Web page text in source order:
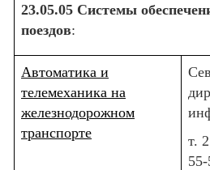
23.05.05 Системы
поездов:
Автоматика и
телемеханика на
железнодорожном
транспорте
т.